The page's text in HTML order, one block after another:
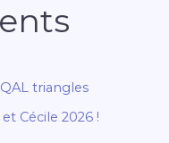
triangles
Cécile 2026 !